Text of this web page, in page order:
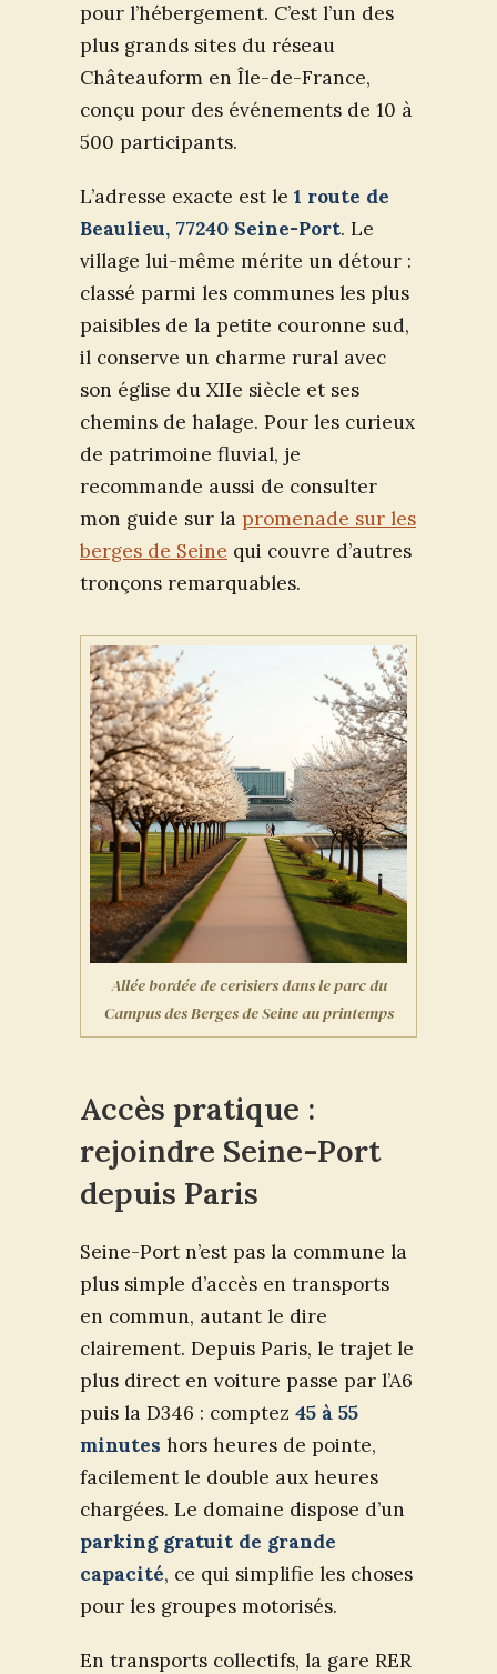
pour l’hébergement. C’est l’un des
plus grands sites du réseau
Châteauform en Île-de-France,
conçu pour des événements de 10 à
500 participants.
L’adresse exacte est le 1 route de
Beaulieu, 77240 Seine-Port. Le
village lui-même mérite un détour :
classé parmi les communes les plus
paisibles de la petite couronne sud,
il conserve un charme rural avec
son église du XIIe siècle et ses
chemins de halage. Pour les curieux
de patrimoine fluvial, je
recommande aussi de consulter
mon guide sur la promenade sur les
berges de Seine qui couvre d’autres
tronçons remarquables.
Allée bordée de cerisiers dans le parc du
Campus des Berges de Seine au printemps
Accès pratique :
rejoindre Seine-Port
depuis Paris
Seine-Port n’est pas la commune la
plus simple d’accès en transports
en commun, autant le dire
clairement. Depuis Paris, le trajet le
plus direct en voiture passe par l’A6
puis la D346 : comptez 45 à 55
minutes hors heures de pointe,
facilement le double aux heures
chargées. Le domaine dispose d’un
parking gratuit de grande
capacité, ce qui simplifie les choses
pour les groupes motorisés.
En transports collectifs, la gare RER